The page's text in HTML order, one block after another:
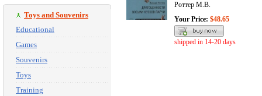
Toys and Souvenirs
Educational
Games
Souvenirs
Toys
Training
Роттер М.В.
Your Price: $48.65
shipped in 14-20 days